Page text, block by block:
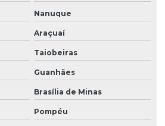
Nanuque
Araçuaí
Taiobeiras
Guanhães
Brasília de Minas
Pompéu